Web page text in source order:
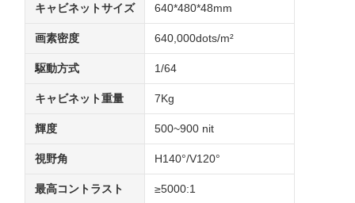
キャビネットサイズ 640*480*48mm
画素密度 640,000dots/m²
駆動方式 1/64
キャビネット重量 7Kg
輝度 500~900 nit
視野角 H140°/V120°
最高コントラスト ≥5000:1